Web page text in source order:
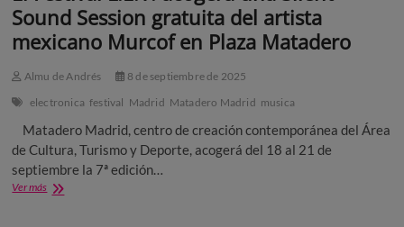
Sound Session gratuita del artista
mexicano Murcof en Plaza Matadero
Almu de Andrés
8 de septiembre de 2025
electronica festival Madrid Matadero Madrid musica
Matadero Madrid, centro de creación contemporánea del Área
de Cultura, Turismo y Deporte, acogerá del 18 al 21 de
septiembre la 7ª edición…
Ver másEl